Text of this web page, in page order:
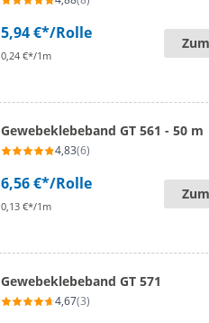
5,94 €*/Rolle
0,24 €*/1m
Gewebeklebeband GT 561 - 50 m
4,83(6)
6,56 €*/Rolle
0,13 €*/1m
Gewebeklebeband GT 571
4,67(3)